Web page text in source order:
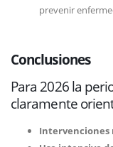
prevenir
Conclusiones
Para 2026 la
claramente
Intervenciones